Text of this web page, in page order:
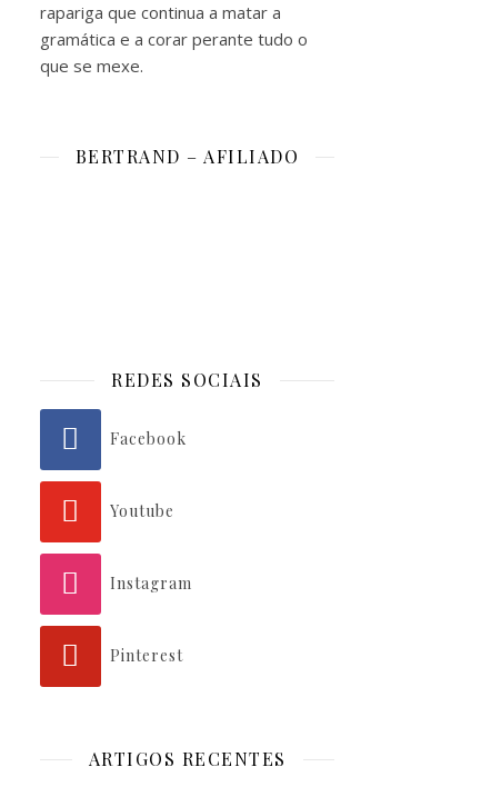
rapariga que continua a matar a
gramática e a corar perante tudo o
que se mexe.
BERTRAND – AFILIADO
REDES SOCIAIS
Facebook
Youtube
Instagram
Pinterest
ARTIGOS RECENTES